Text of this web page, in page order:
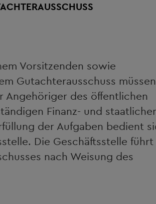
Vorsitzenden sowie
Gutachterausschuss
Angehöriger des öffentlichen
Finanz- und
der Aufgaben bedient
Die Geschäftsstelle führt
nach Weisung des